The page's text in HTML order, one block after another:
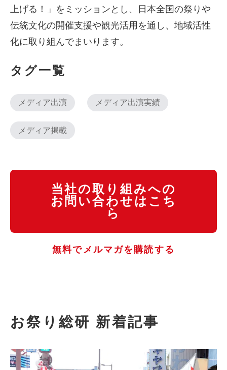
上げる！」をミッションとし、日本全国の祭りや
伝統文化の開催支援や観光活用を通し、地域活性
化に取り組んでまいります。
タグ一覧
メディア出演 メディア出演実績
メディア掲載
当社の取り組みへの
お問い合わせはこち
ら
無料でメルマガを購読する
お祭り総研 新着記事